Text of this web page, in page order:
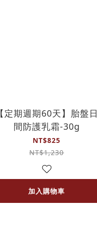
【定期週期60天】胎盤日
間防護乳霜-30g
NT$825
NT$1,230
加入購物車